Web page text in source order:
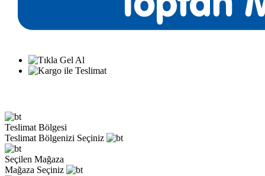
Teslimat Bölgesi
Teslimat Bölgenizi Seçiniz
Seçilen Mağaza
Mağaza Seçiniz